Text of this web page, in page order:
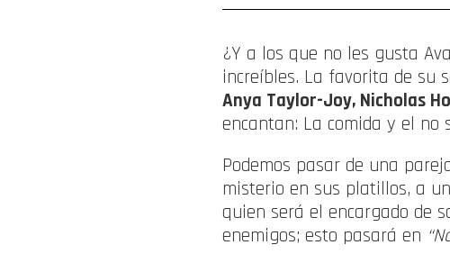
¿Y a los que no les gusta
increíbles. La favorita de su
Anya Taylor-Joy, Nicholas
encantan: La comida y el no
Podemos pasar de una
misterio en sus platillos, a
quien será el encargado de
enemigos; esto pasará en